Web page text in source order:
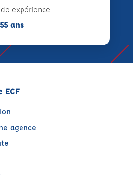
expérience
55 ans
ECF
agence